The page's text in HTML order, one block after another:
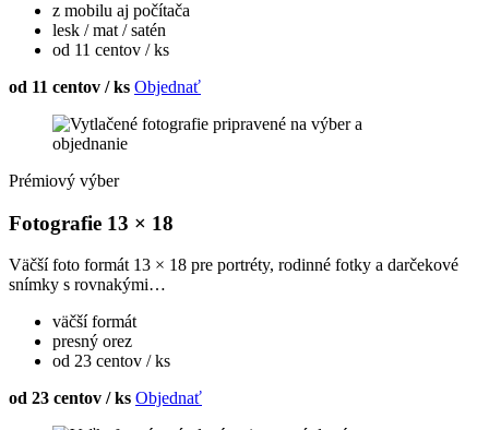
z mobilu aj počítača
lesk / mat / satén
od 11 centov / ks
od 11 centov / ks Objednať
Prémiový výber
Fotografie 13 × 18
Väčší foto formát 13 × 18 pre portréty, rodinné fotky a darčekové
snímky s rovnakými…
väčší formát
presný orez
od 23 centov / ks
od 23 centov / ks Objednať